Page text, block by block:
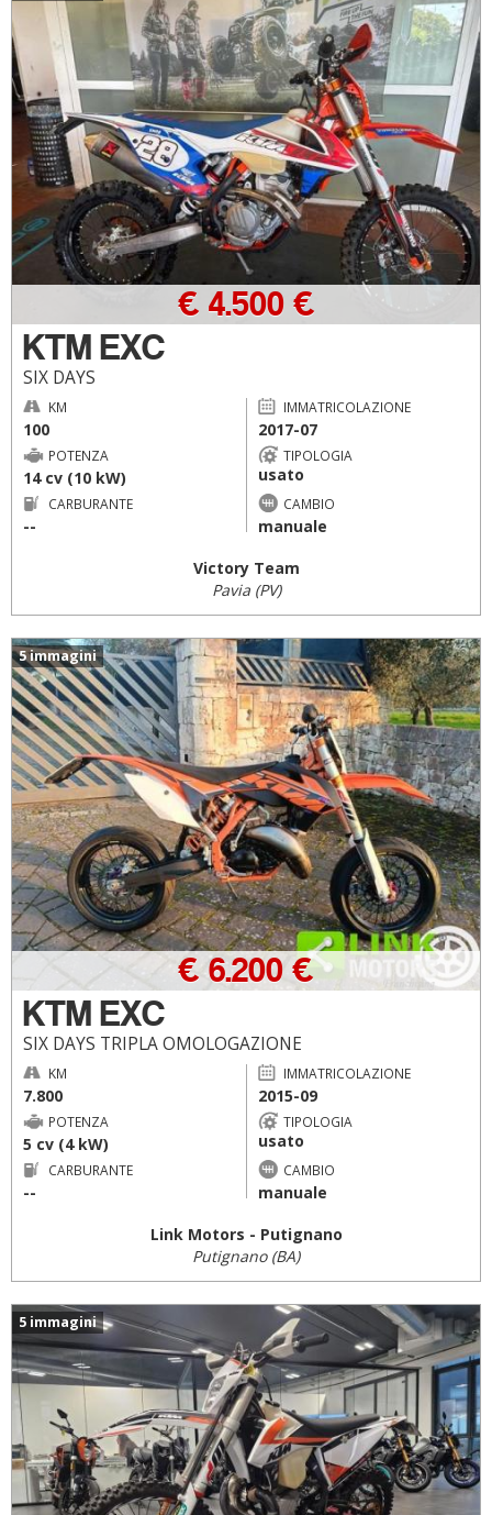
KTM EXC
SIX DAYS
€ 4.500 €
KM
100
IMMATRICOLAZIONE
2017-07
POTENZA
14 cv (10 kW)
TIPOLOGIA
usato
CARBURANTE
--
CAMBIO
manuale
Victory Team
Pavia (PV)
5 immagini
KTM EXC
SIX DAYS TRIPLA OMOLOGAZIONE
€ 6.200 €
KM
7.800
IMMATRICOLAZIONE
2015-09
POTENZA
5 cv (4 kW)
TIPOLOGIA
usato
CARBURANTE
--
CAMBIO
manuale
Link Motors - Putignano
Putignano (BA)
5 immagini